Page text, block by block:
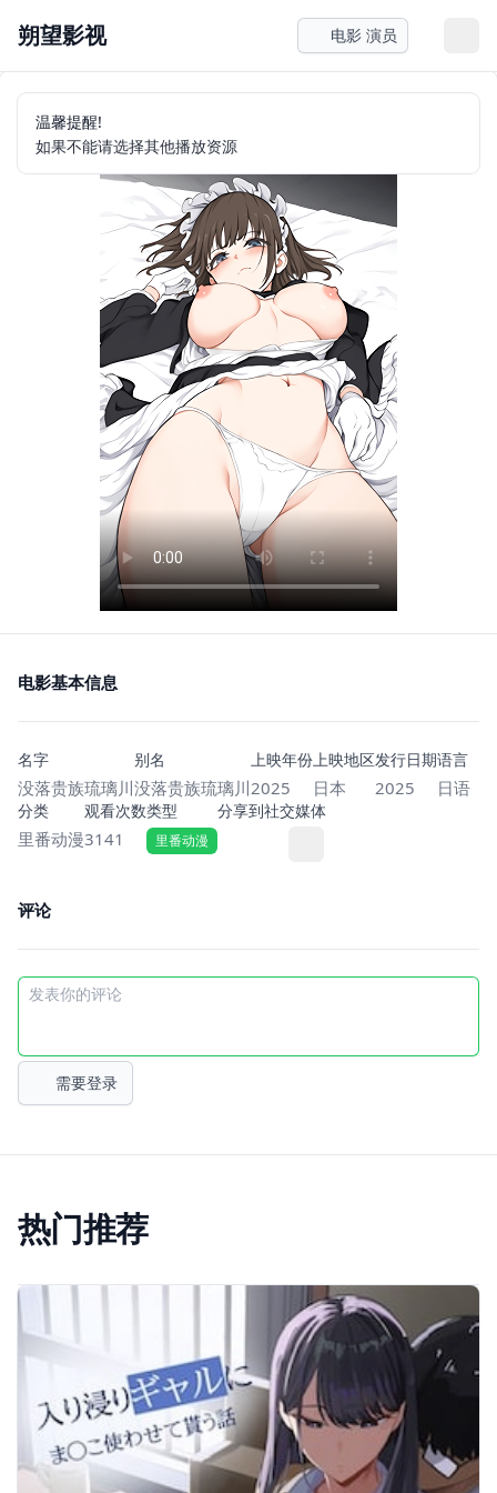
朔望影视 电影 演员
温馨提醒!
如果不能请选择其他播放资源
电影基本信息
名字
没落贵族琉璃川
别名
没落贵族琉璃川
上映年份
2025
上映地区
日本
发行日期
2025
语言
日语
分类
里番动漫
观看次数
3141
类型
里番动漫
分享到社交媒体
评论
需要登录
热门推荐